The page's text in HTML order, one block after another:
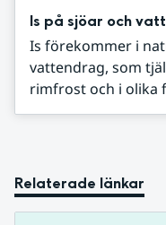
Is på sjöar och
Is förekommer i
vattendrag, som
rimfrost och i olika
Relaterade länkar